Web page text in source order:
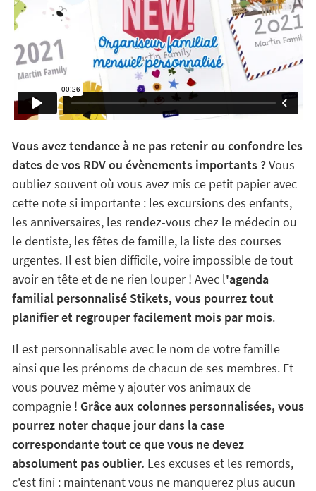
Vous avez tendance à ne pas retenir ou confondre les
dates de vos RDV ou évènements importants ?Vous
oubliez souvent où vous avez mis ce petit papier avec
cette note si importante : les excursions des enfants,
les anniversaires, les rendez-vous chez le médecin ou
le dentiste, les fêtes de famille, la liste des courses
urgentes. Il est bien difficile, voire impossible de tout
avoir en tête et de ne rien louper ! Avec l'agenda
familial personnalisé Stikets, vous pourrez tout
planifier et regrouper facilement mois par mois.
Il est personnalisable avec le nom de votre famille
ainsi que les prénoms de chacun de ses membres. Et
vous pouvez même y ajouter vos animaux de
compagnie ! Grâce aux colonnes personnalisées, vous
pourrez noter chaque jour dans la case
correspondante tout ce que vous ne devez
absolument pas oublier. Les excuses et les remords,
c'est fini : maintenant vous ne manquerez plus aucun